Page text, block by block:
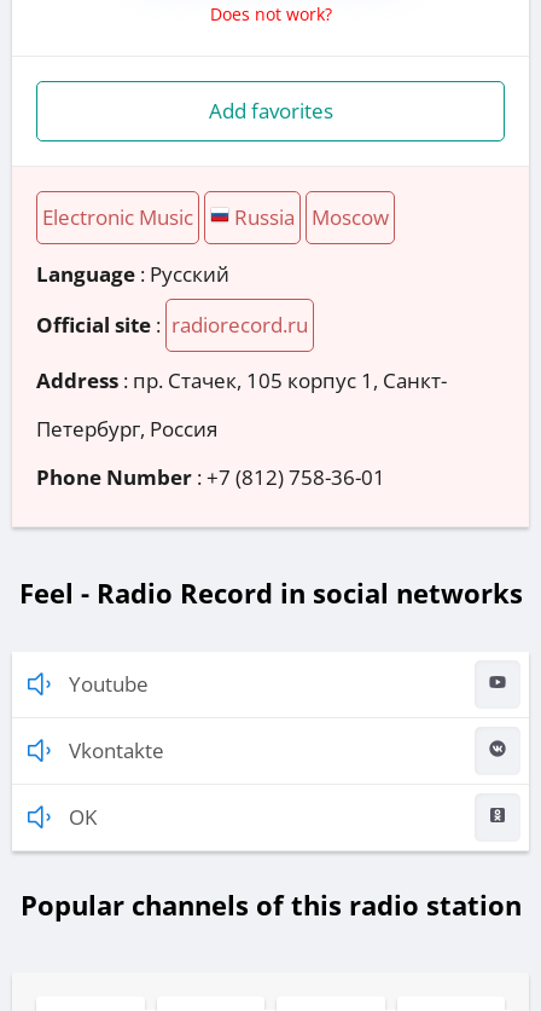
Does not work?
Add favorites
Electronic Music Russia Moscow
Language : Русский
Official site : radiorecord.ru
Address : пр. Стачек, 105 корпус 1, Санкт-
Петербург, Россия
Phone Number :+7 (812) 758-36-01
Feel - Radio Record in social networks
Youtube
Vkontakte
OK
Popular channels of this radio station